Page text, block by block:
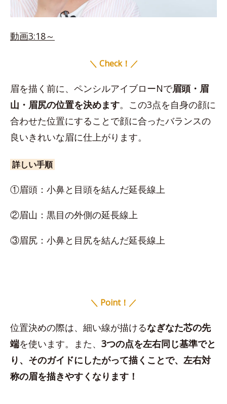
動画3:18～
＼ Check！／
眉を描く前に、ペンシルアイブローNで眉頭・眉
山・眉尻の位置を決めます。この3点を自身の顔に
合わせた位置にすることで顔に合ったバランスの
良いきれいな眉に仕上がります。
詳しい手順
①眉頭：小鼻と目頭を結んだ延長線上
②眉山：黒目の外側の延長線上
③眉尻：小鼻と目尻を結んだ延長線上
＼ Point！／
位置決めの際は、細い線が描けるなぎなた芯の先
端を使います。また、 3つの点を左右同じ基準でと
り、そのガイドにしたがって描くことで、左右対
称の眉を描きやすくなります！